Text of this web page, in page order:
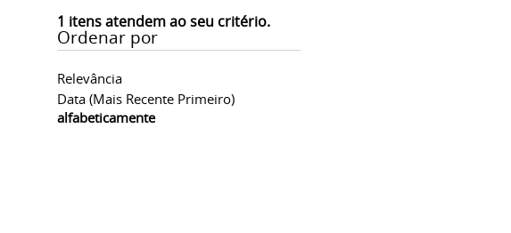
1 itens atendem ao seu critério.
Ordenar por
Relevância
Data (mais Recente Primeiro)
alfabeticamente